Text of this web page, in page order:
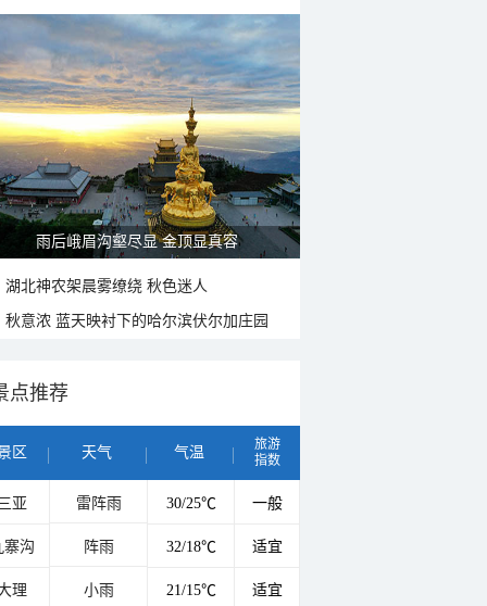
雨后峨眉沟壑尽显 金顶显真容
湖北神农架晨雾缭绕 秋色迷人
秋意浓 蓝天映衬下的哈尔滨伏尔加庄园
点推荐
区 天气 气温
旅游
指数
亚 雷阵雨 30/25℃ 一般
寨沟 阵雨 32/18℃ 适宜
理 小雨 21/15℃ 适宜